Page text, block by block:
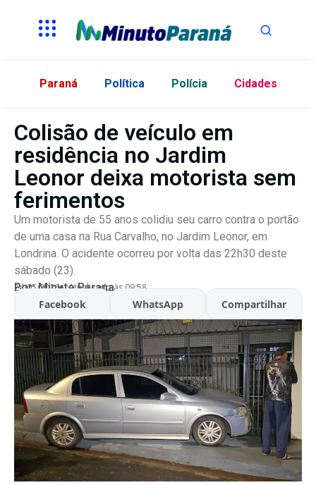
Paraná Política Polícia Cidades
Colisão de veículo em
residência no Jardim
Leonor deixa motorista sem
ferimentos
Um motorista de 55 anos colidiu seu carro contra o portão
de uma casa na Rua Carvalho, no Jardim Leonor, em
Londrina. O acidente ocorreu por volta das 22h30 deste
sábado (23).
Por:Minuto Parana
24/05/2026 Atualizado às 09:58
Facebook WhatsApp Compartilhar